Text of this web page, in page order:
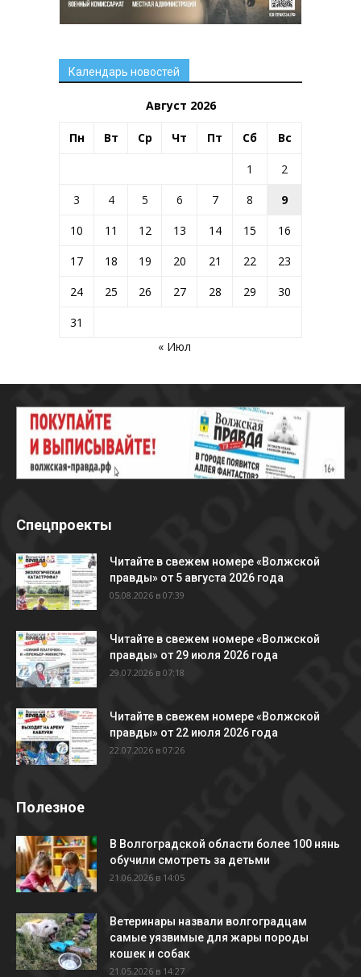
Календарь новостей
Август 2026
Пн Вт Ср Чт Пт Сб Вс
1
2
3
4 5 6 7 8
9
10
11 12 13 14 15
16
17
18 19 20 21 22
23
24
25 26 27 28 29
30
31
« Июл
Спецпроекты
Читайте в свежем номере «Волжской
правды» от 5 августа 2026 года
05.08.2026 в 07:39
Читайте в свежем номере «Волжской
правды» от 29 июля 2026 года
29.07.2026 в 07:18
Читайте в свежем номере «Волжской
правды» от 22 июля 2026 года
22.07.2026 в 07:26
Полезное
В Волгоградской области более 100 нянь
обучили смотреть за детьми
21.06.2026 в 14:05
Ветеринары назвали волгоградцам
самые уязвимые для жары породы
кошек и собак
21.05.2026 в 14:27